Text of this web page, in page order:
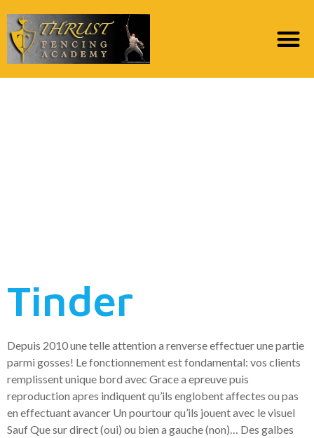
Tinder
Depuis 2010 une telle attention a renverse effectuer une partie
parmi gosses! Le fonctionnement est fondamental: vos clients
remplissent unique bord avec Grace a epreuve puis
reproduction apres indiquent qu’ils englobent affectes ou pas
en effectuant avancer Un pourtour qu’ils jouent avec le visuel
Sauf Que sur direct (oui) ou bien a gauche (non)… Des galbes